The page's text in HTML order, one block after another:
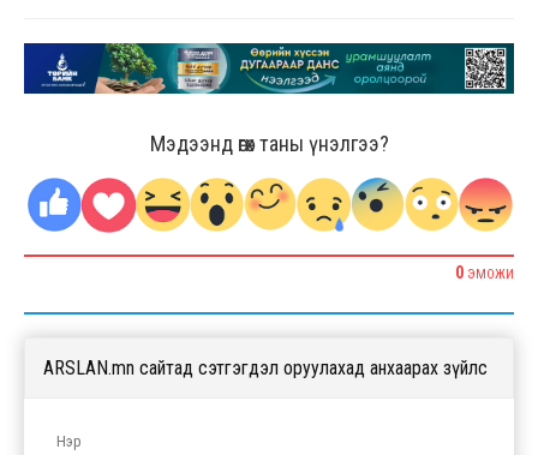
Мэдээнд өгөх таны үнэлгээ?
0 ЭМОЖИ
ARSLAN.mn сайтад сэтгэгдэл оруулахад анхаарах зүйлс